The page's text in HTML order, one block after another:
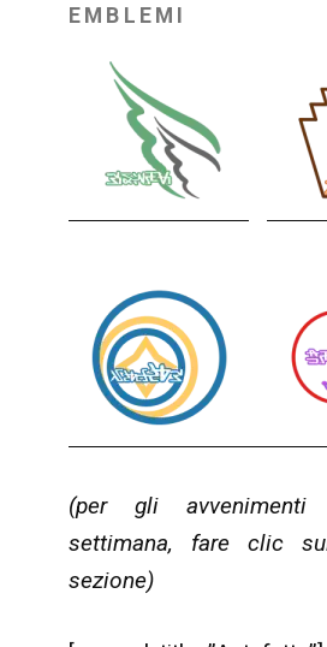
EMBLEMI
(per gli avvenimenti
settimana, fare clic
sezione)